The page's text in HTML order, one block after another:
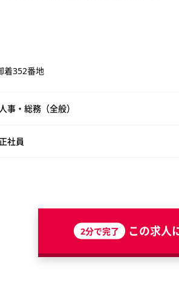
着352番地
人事・総務（全般）
正社員
2分で完了 この求人